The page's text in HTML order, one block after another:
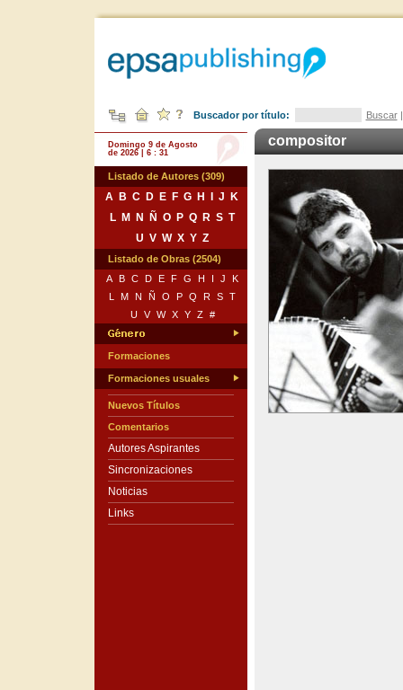
Buscador por título: Buscar
Domingo 9 de Agosto
de 2026 | 6 : 31
Listado de Autores (309)
A B C D E F G H J
K
L
M N Ñ O P Q R S T
U V W X Y Z
Listado de Obras (2504)
A
B C D E F G H I J
K
L
M N Ñ O P Q R S T
U
V W X Y Z #
Formaciones
Formaciones usuales
Nuevos Títulos
Comentarios
Autores Aspirantes
Sincronizaciones
Noticias
Links
compositor